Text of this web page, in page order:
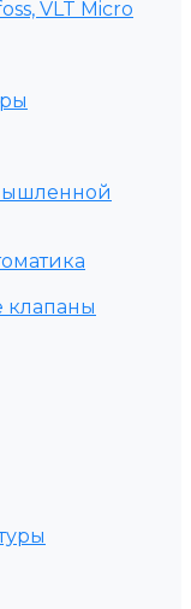
VLT Micro
клапаны